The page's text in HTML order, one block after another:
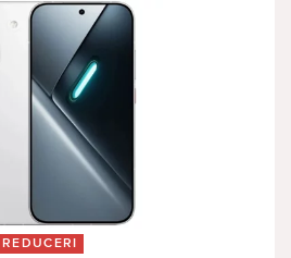
REDUCERI